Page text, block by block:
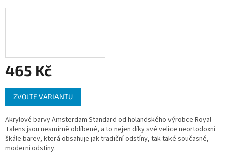
465 Kč
Měrná
cena:
ZVOLTE VARIANTU
Akrylové barvy Amsterdam Standard od holandského výrobce Royal
Talens jsou nesmírně oblíbené, a to nejen díky své velice neortodoxní
škále barev, která obsahuje jak tradiční odstíny, tak také současné,
moderní odstíny.